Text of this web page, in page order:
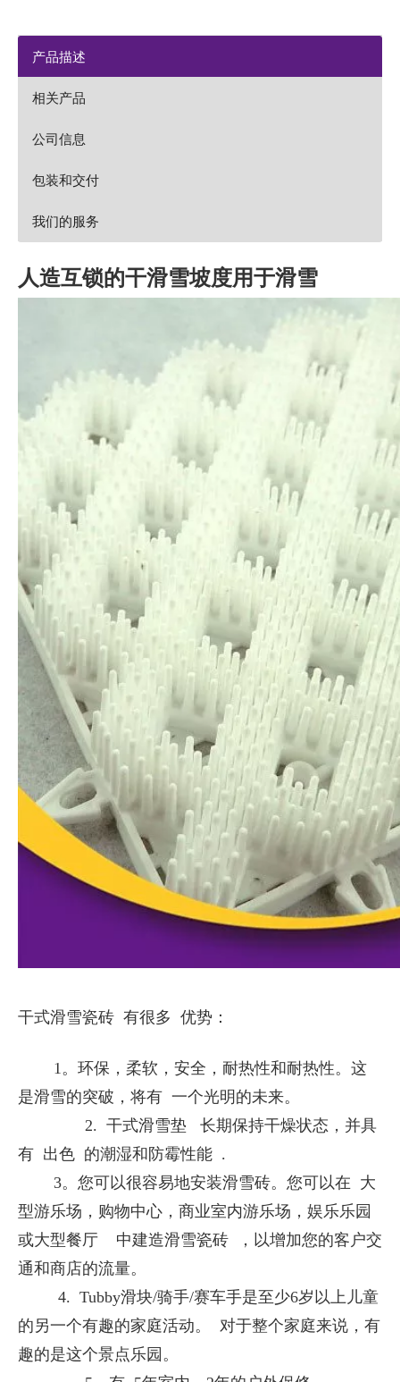
产品描述
相关产品
公司信息
包装和交付
我们的服务
人造互锁的干滑雪坡度用于滑雪
干式滑雪瓷砖 有很多 优势：
1。环保，柔软，安全，耐热性和耐热性。这
是滑雪的突破，将有 一个光明的未来。
2. 干式滑雪垫 长期保持干燥状态，并具
有 出色 的潮湿和防霉性能 .
3。您可以很容易地安装滑雪砖。您可以在 大
型游乐场，购物中心，商业室内游乐场，娱乐乐园
或大型餐厅 中建造滑雪瓷砖 ，以增加您的客户交
通和商店的流量。
4. Tubby滑块/骑手/赛车手是至少6岁以上儿童
的另一个有趣的家庭活动。 对于整个家庭来说，有
趣的是这个景点乐园。